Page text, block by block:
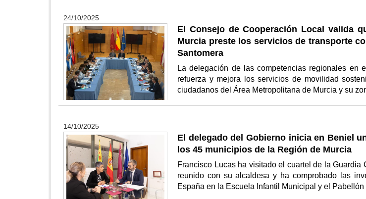
24/10/2025
El Consejo de Cooperación Local valida
Murcia preste los servicios de transporte
Santomera
La delegación de las competencias regionales en
refuerza y mejora los servicios de movilidad
ciudadanos del Área Metropolitana de Murcia y su
14/10/2025
El delegado del Gobierno inicia en Beniel
los 45 municipios de la Región de Murcia
Francisco Lucas ha visitado el cuartel de la Guardia
reunido con su alcaldesa y ha comprobado las
España en la Escuela Infantil Municipal y el